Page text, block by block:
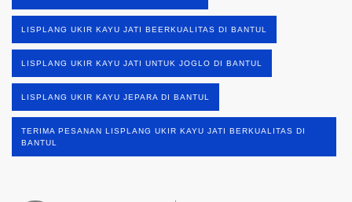
LISPLANG UKIR KAYU JATI BEERKUALITAS DI BANTUL
LISPLANG UKIR KAYU JATI UNTUK JOGLO DI BANTUL
LISPLANG UKIR KAYU JEPARA DI BANTUL
TERIMA PESANAN LISPLANG UKIR KAYU JATI BERKUALITAS DI
BANTUL